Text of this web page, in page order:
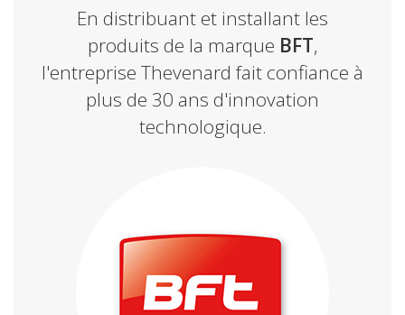
En distribuant et installant les
produits de la marque BFT,
l'entreprise Thevenard fait confiance à
plus de 30 ans d'innovation
technologique.